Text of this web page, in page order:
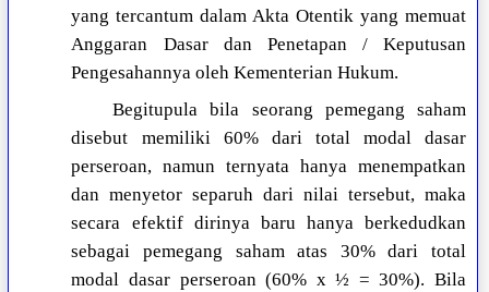
yang tercantum dalam Akta Otentik yang memuat
Anggaran Dasar dan Penetapan / Keputusan
Pengesahannya oleh Kementerian Hukum.
Begitupula bila seorang pemegang saham
disebut memiliki 60% dari total modal dasar
perseroan, namun ternyata hanya menempatkan
dan menyetor separuh dari nilai tersebut, maka
secara efektif dirinya baru hanya berkedudkan
sebagai pemegang saham atas 30% dari total
modal dasar perseroan (60% x ½ = 30%). Bila